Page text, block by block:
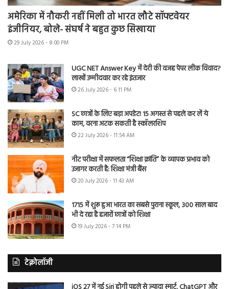
अमेरिका में नौकरी नहीं मिली तो भारत लौटे सॉफ्टवेयर
इंजीनियर, बोले- संघर्ष ने बहुत कुछ सिखाया
29 July 2026 - 8:00 PM
UGC NET Answer Key में देरी की वजह पेपर लीक विवाद?
लाखों उम्मीदवार कर रहे इंतजार
26 July 2026 - 6:11 PM
SC छात्रों के लिए बड़ा अपडेट! 15 अगस्त से पहले कर लें ये
काम, वरना अटक सकती है स्कॉलरशिप
22 July 2026 - 11:54 AM
नीट परीक्षा में सफलता “शिक्षा क्रांति” के व्यापक प्रभाव को
उजागर करती है: शिक्षा मंत्री बैंस
20 July 2026 - 11:43 AM
1715 में शुरू हुआ भारत का सबसे पुराना स्कूल, 300 साल बाद
भी दे रहा है हजारों छात्रों को शिक्षा
19 July 2026 - 7:14 PM
टेक्नोलॉजी